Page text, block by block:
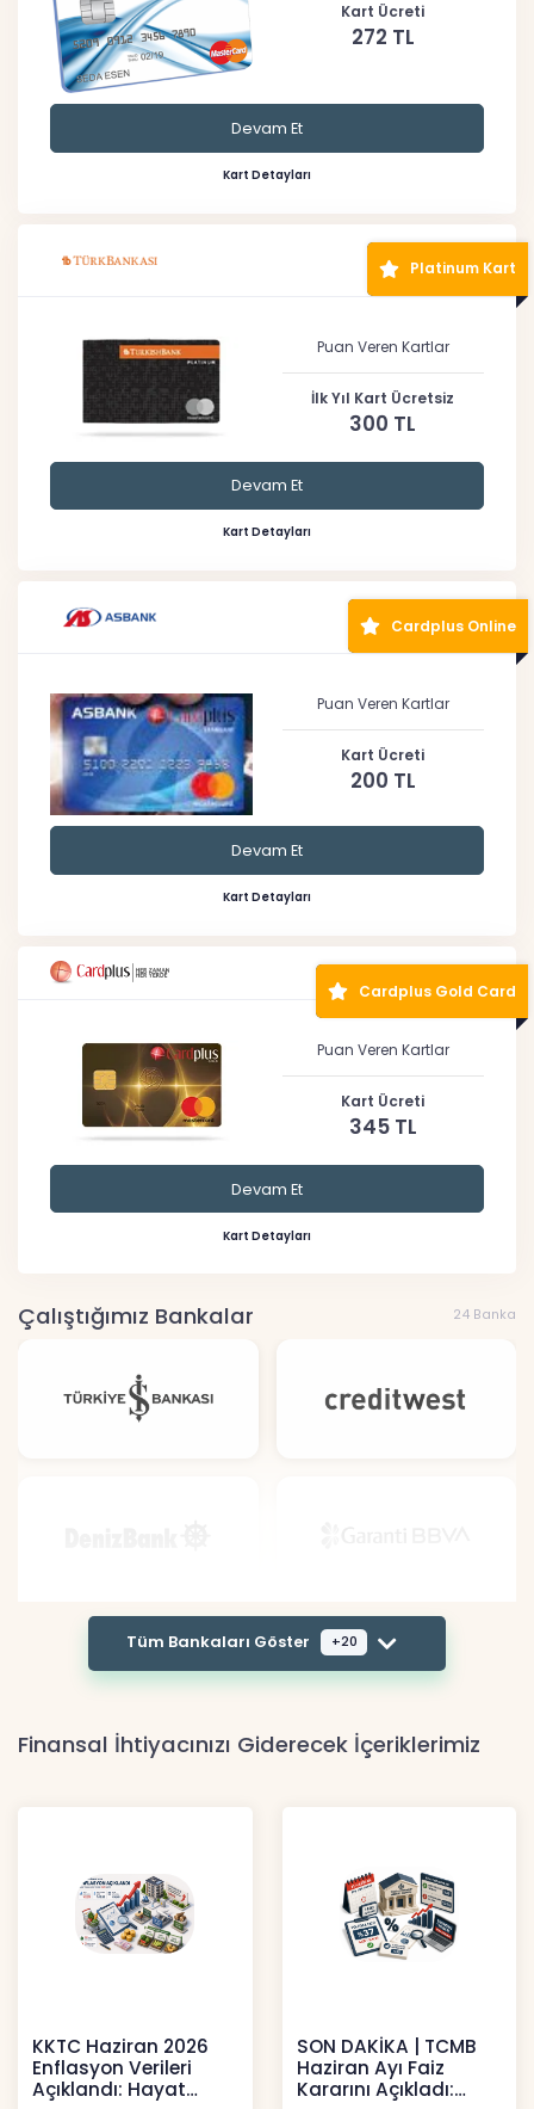
Kart Ücreti
272 TL
Devam Et
Kart Detayları
Platinum Kart
Puan Veren Kartlar
İlk Yıl Kart Ücretsiz
300 TL
Devam Et
Kart Detayları
Cardplus Online
Puan Veren Kartlar
Kart Ücreti
200 TL
Devam Et
Kart Detayları
Cardplus Gold Card
Puan Veren Kartlar
Kart Ücreti
345 TL
Devam Et
Kart Detayları
Çalıştığımız Bankalar 24 Banka
Tüm Bankaları Göster +20
Finansal İhtiyacınızı Giderecek İçeriklerimiz
KKTC Haziran 2026
Enflasyon Verileri
Açıklandı: Hayat
SON DAKİKA | TCMB
Haziran Ayı Faiz
Kararını Açıkladı: